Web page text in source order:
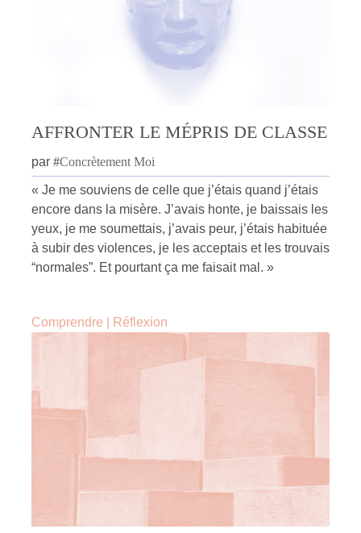
AFFRONTER LE MÉPRIS DE CLASSE
par #Concrètement Moi
« Je me souviens de celle que j’étais quand j’étais
encore dans la misère. J’avais honte, je baissais les
yeux, je me soumettais, j’avais peur, j’étais habituée
à subir des violences, je les acceptais et les trouvais
“normales”. Et pourtant ça me faisait mal. »
Comprendre Réflexion